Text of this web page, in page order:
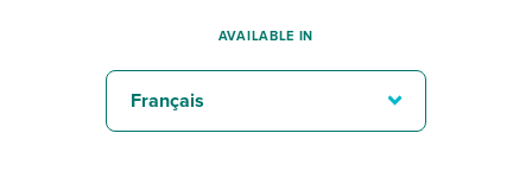
AVAILABLE IN
Français